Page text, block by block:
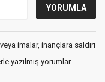
imalar, inançlara saldırı
yazılmış yorumlar